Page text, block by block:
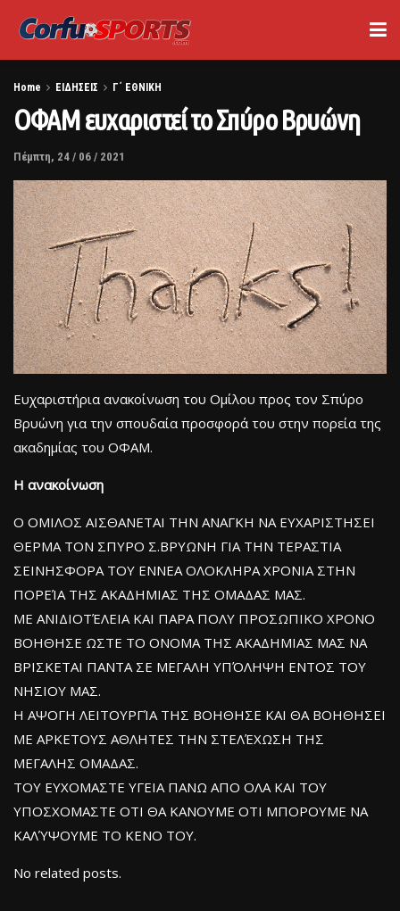
Home ΕΙΔΗΣΕΙΣ Γ΄ ΕΘΝΙΚΗ
ΟΦΑΜ ευχαριστεί το Σπύρο Βρυώνη
Πέμπτη, 24 / 06 / 2021
Ευχαριστήρια ανακοίνωση του Ομίλου προς τον Σπύρο
Βρυώνη για την σπουδαία προσφορά του στην πορεία της
ακαδημίας του ΟΦΑΜ.
Η ανακοίνωση
Ο ΟΜΙΛΟΣ ΑΙΣΘΑΝΕΤΑΙ ΤΗΝ ΑΝΑΓΚΗ ΝΑ ΕΥΧΑΡΙΣΤΗΣΕΙ
ΘΕΡΜΑ ΤΟΝ ΣΠΥΡΟ Σ.ΒΡΥΩΝΗ ΓΙΑ ΤΗΝ ΤΕΡΑΣΤΙΑ
ΣΕΙΝΗΣΦΟΡΑ ΤΟΥ ΕΝΝΕΑ ΟΛΟΚΛΗΡΑ ΧΡΟΝΙΑ ΣΤΗΝ
ΠΟΡΕΊΑ ΤΗΣ ΑΚΑΔΗΜΙΑΣ ΤΗΣ ΟΜΑΔΑΣ ΜΑΣ.
ΜΕ ΑΝΙΔΙΟΤΈΛΕΙΑ ΚΑΙ ΠΑΡΑ ΠΟΛΥ ΠΡΟΣΩΠΙΚΟ ΧΡΟΝΟ
ΒΟΗΘΗΣΕ ΩΣΤΕ ΤΟ ΟΝΟΜΑ ΤΗΣ ΑΚΑΔΗΜΙΑΣ ΜΑΣ ΝΑ
ΒΡΙΣΚΕΤΑΙ ΠΑΝΤΑ ΣΕ ΜΕΓΑΛΗ ΥΠΌΛΗΨΗ ΕΝΤΟΣ ΤΟΥ
ΝΗΣΙΟΥ ΜΑΣ.
Η ΑΨΟΓΗ ΛΕΙΤΟΥΡΓΊΑ ΤΗΣ ΒΟΗΘΗΣΕ ΚΑΙ ΘΑ ΒΟΗΘΗΣΕΙ
ΜΕ ΑΡΚΕΤΟΥΣ ΑΘΛΗΤΕΣ ΤΗΝ ΣΤΕΛΈΧΩΣΗ ΤΗΣ
ΜΕΓΑΛΗΣ ΟΜΑΔΑΣ.
ΤΟΥ ΕΥΧΟΜΑΣΤΕ ΥΓΕΙΑ ΠΑΝΩ ΑΠΟ ΟΛΑ ΚΑΙ ΤΟΥ
ΥΠΟΣΧΟΜΑΣΤΕ ΟΤΙ ΘΑ ΚΑΝΟΥΜΕ ΟΤΙ ΜΠΟΡΟΥΜΕ ΝΑ
ΚΑΛΎΨΟΥΜΕ ΤΟ ΚΕΝΟ ΤΟΥ.
No related posts.